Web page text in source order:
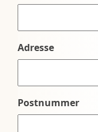
Adresse
Postnummer